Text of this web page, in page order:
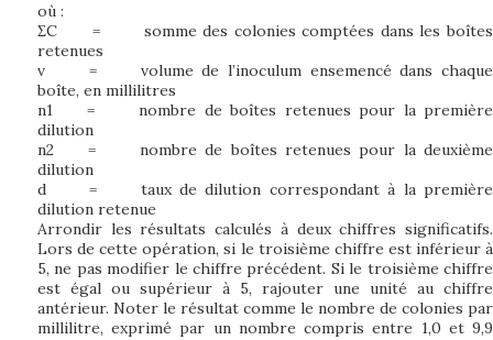
où :
ΣC
=
somme des colonies comptées dans les boîtes
retenues
v
=
volume de l’inoculum ensemencé dans chaque
boîte, en millilitres
n1
=
nombre de boîtes retenues pour la première
dilution
n2
=
nombre de boîtes retenues pour la deuxième
dilution
d
=
taux de dilution correspondant à la première
dilution retenue
Arrondir les résultats calculés à deux chiffres significatifs.
Lors de cette opération, si le troisième chiffre est inférieur à
5, ne pas modifier le chiffre précédent. Si le troisième chiffre
est égal ou supérieur à 5, rajouter une unité au chiffre
antérieur. Noter le résultat comme le nombre de colonies par
millilitre, exprimé par un nombre compris entre 1,0 et 9,9